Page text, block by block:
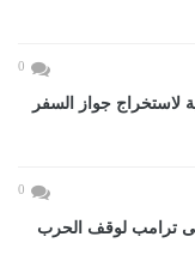
0
لاستخراج جواز السفر
0
ترامب لوقف الحرب